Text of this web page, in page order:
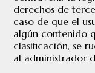
derechos de
caso de que el
algún contenido
clasificación, se
al administrador